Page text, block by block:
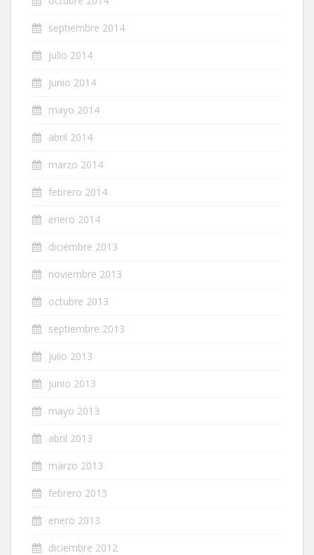
septiembre 2014
julio 2014
junio 2014
mayo 2014
abril 2014
marzo 2014
febrero 2014
enero 2014
diciembre 2013
noviembre 2013
octubre 2013
septiembre 2013
julio 2013
junio 2013
mayo 2013
abril 2013
marzo 2013
febrero 2013
enero 2013
diciembre 2012